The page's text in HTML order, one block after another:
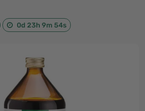
0d 23h 9m 54s